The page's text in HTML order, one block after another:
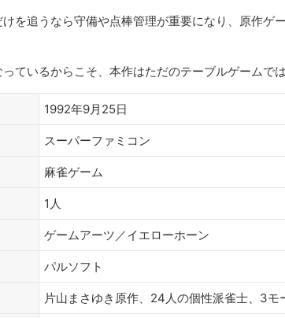
を追うなら守備や点棒管理が重要になり、原作
ているからこそ、本作はただのテーブルゲームで
1992年9月25日
スーパーファミコン
麻雀ゲーム
1人
ゲームアーツ／イエローホーン
パルソフト
片山まさゆき原作、24人の個性派雀士、3